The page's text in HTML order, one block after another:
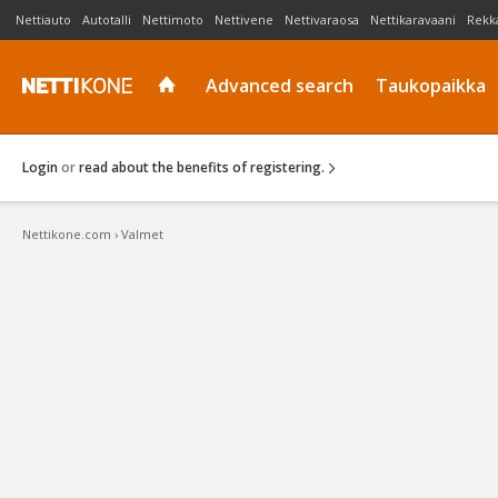
Nettiauto Autotalli Nettimoto Nettivene Nettivaraosa Nettikaravaani
Advanced search Taukopaikka
Login orread about the benefits of registering.
Nettikone.com › Valmet